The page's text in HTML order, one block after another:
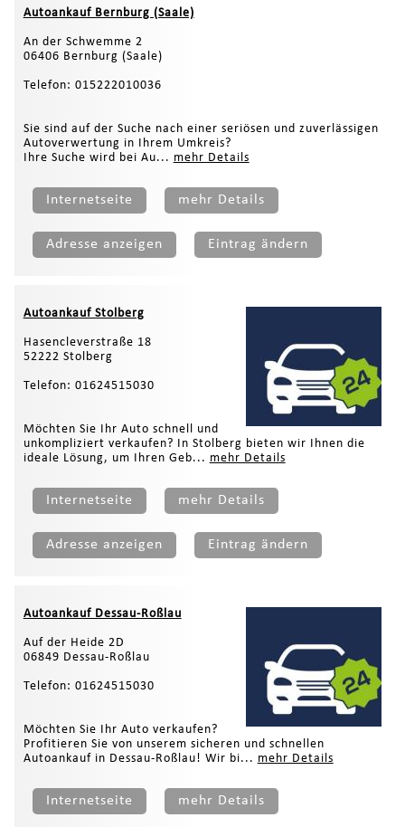
Autoankauf Bernburg (Saale)
An der Schwemme 2
06406 Bernburg (Saale)
Telefon: 015222010036
Sie sind auf der Suche nach einer seriösen und zuverlässigen
Autoverwertung in Ihrem Umkreis?
Ihre Suche wird bei Au... mehr Details
Internetseite mehr Details
Adresse anzeigen Eintrag ändern
Autoankauf Stolberg
Hasencleverstraße 18
52222 Stolberg
Telefon: 01624515030
Möchten Sie Ihr Auto schnell und
unkompliziert verkaufen? In Stolberg bieten wir Ihnen die
ideale Lösung, um Ihren Geb... mehr Details
Internetseite mehr Details
Adresse anzeigen Eintrag ändern
Autoankauf Dessau-Roßlau
Auf der Heide 2D
06849 Dessau-Roßlau
Telefon: 01624515030
Möchten Sie Ihr Auto verkaufen?
Profitieren Sie von unserem sicheren und schnellen
Autoankauf in Dessau-Roßlau! Wir bi... mehr Details
Internetseite mehr Details